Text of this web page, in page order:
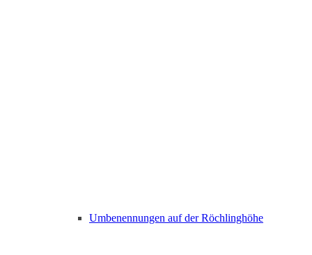
Umbenennungen auf der Röchlinghöhe